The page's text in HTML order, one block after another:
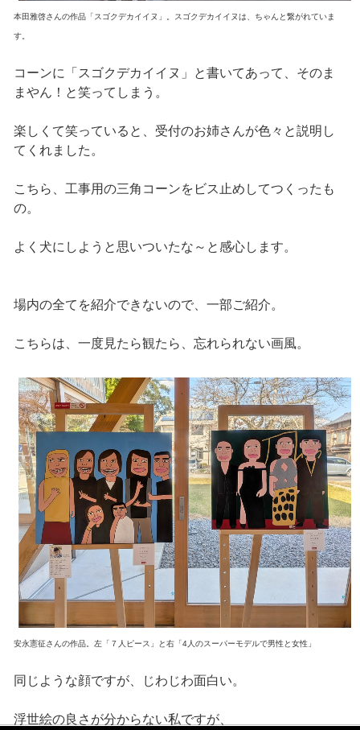
本田雅啓さんの作品「スゴクデカイイヌ」。スゴクデカイイヌは、ちゃんと繋がれていま
す。
コーンに「スゴクデカイイヌ」と書いてあって、そのま
まやん！と笑ってしまう。
楽しくて笑っていると、受付のお姉さんが色々と説明し
てくれました。
こちら、工事用の三角コーンをビス止めしてつくったも
の。
よく犬にしようと思いついたな～と感心します。
場内の全てを紹介できないので、一部ご紹介。
こちらは、一度見たら観たら、忘れられない画風。
安永憲征さんの作品。左「７人ピース」と右「4人のスーパーモデルで男性と女性」
同じような顔ですが、じわじわ面白い。
浮世絵の良さが分からない私ですが、